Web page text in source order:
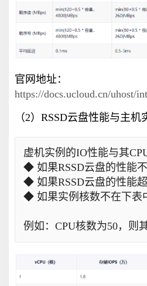
官网地址：
https://docs.ucloud.cn/uhost/
（2）RSSD云盘性能与主机
虚机实例的IO性能与其
◆ 如果RSSD云盘的性能
◆ 如果RSSD云盘的性能
◆ 如果实例核数不在下表
例如：CPU核数为50，则